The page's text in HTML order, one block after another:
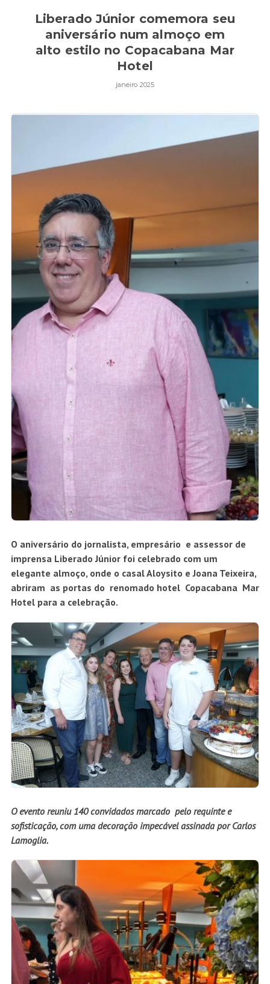
Liberado Júnior comemora seu
aniversário num almoço em
alto estilo no Copacabana Mar
Hotel
janeiro 2025
O aniversário do jornalista, empresário e assessor de
imprensa Liberado Júnior foi celebrado com um
elegante almoço, onde o casal Aloysito e Joana Teixeira,
abriram as portas do renomado hotel Copacabana Mar
Hotel para a celebração.
O evento reuniu 140 convidados marcado pelo requinte e
sofisticação, com uma decoração impecável assinada por Carlos
Lamoglia.